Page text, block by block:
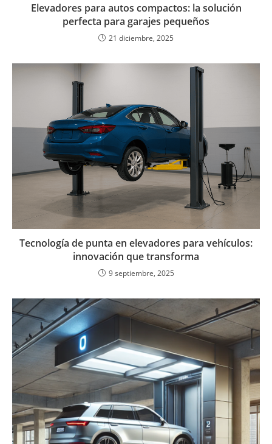
Elevadores para autos compactos: la solución
perfecta para garajes pequeños
21 diciembre, 2025
Tecnología de punta en elevadores para vehículos:
innovación que transforma
9 septiembre, 2025